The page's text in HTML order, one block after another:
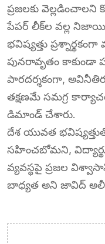
ప్రజలకు వెల్లడించాలని
పేపర్ లీక్‌ల వల్ల
భవిష్యత్తు
పునరావృతం కాకుండా
పారదర్శకంగా,
తక్షణమే సమగ్ర
డిమాండ్ చేశారు.
దేశ యువత
సహించబోమని,
వ్యవస్థపై ప్రజల
బాధ్యత అని జావిద్ అలీ